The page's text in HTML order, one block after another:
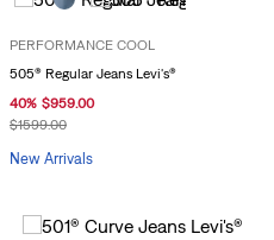
PERFORMANCE COOL
505® Regular Jeans Levi's®
40% $959.00
$1599.00
New Arrivals